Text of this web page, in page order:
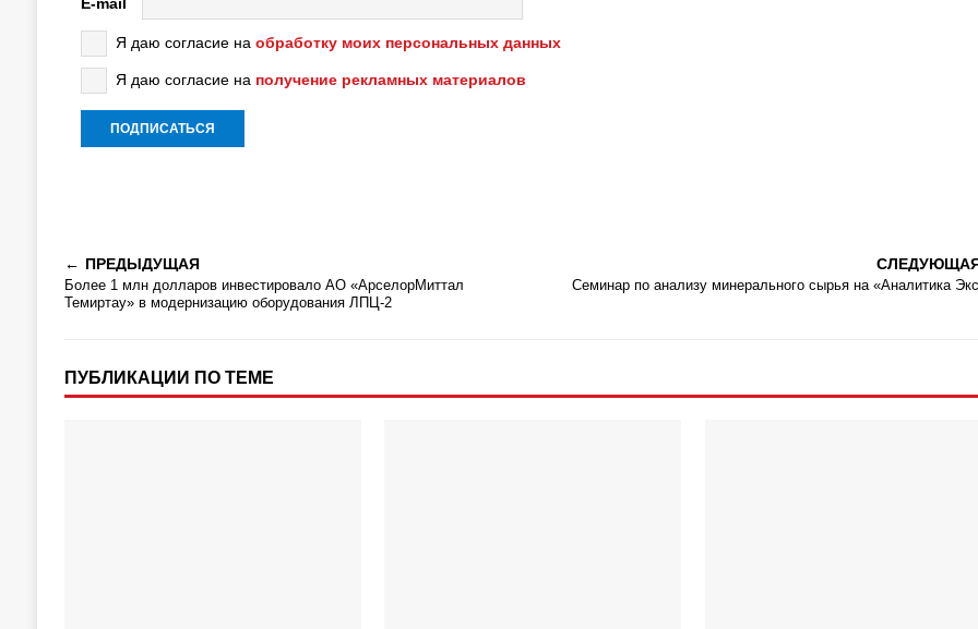
E-mail
Я даю согласие на обработку моих персональных данных
Я даю согласие на получение рекламных материалов
ПРЕДЫДУЩАЯ
Более 1 млн долларов инвестировало АО «АрселорМиттал
Темиртау» в модернизацию оборудования ЛПЦ-2
Семинар по анализу минерального сырья на «Аналитика
ПУБЛИКАЦИИ ПО ТЕМЕ